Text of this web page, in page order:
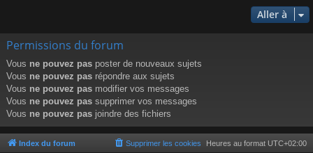
Aller à
Permissions du forum
Vous ne pouvez pas poster de nouveaux sujets
Vous ne pouvez pas répondre aux sujets
Vous ne pouvez pas modifier vos messages
Vous ne pouvez pas supprimer vos messages
Vous ne pouvez pas joindre des fichiers
Index du forum Heures au format UTC+02:00
Supprimer les cookies